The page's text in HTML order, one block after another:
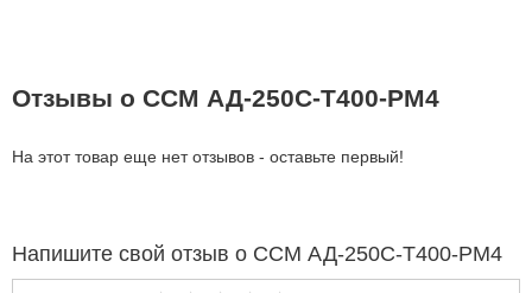
Отзывы о ССМ АД-250С-Т400-РМ4
На этот товар еще нет отзывов - оставьте первый!
Напишите свой отзыв о ССМ АД-250С-Т400-РМ4